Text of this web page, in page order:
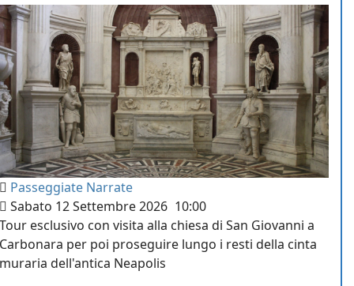
Passeggiate Narrate
Sabato 12 Settembre 2026 10:00
Tour esclusivo con visita alla chiesa di San Giovanni a
Carbonara per poi proseguire lungo i resti della cinta
muraria dell'antica Neapolis